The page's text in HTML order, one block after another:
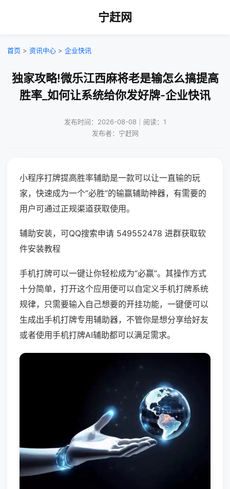
宁赶网
首页 > 资讯中心 > 企业快讯
独家攻略!微乐江西麻将老是输怎么搞提高
胜率_如何让系统给你发好牌-企业快讯
发布时间：2026-08-08｜阅读：1
发布者：宁赶网
小程序打牌提高胜率辅助是一款可以让一直输的玩
家，快速成为一个“必胜”的输赢辅助神器，有需要的
用户可通过正规渠道获取使用。
辅助安装，可QQ搜索申请 549552478 进群获取软
件安装教程
手机打牌可以一键让你轻松成为“必赢”。其操作方式
十分简单，打开这个应用便可以自定义手机打牌系统
规律，只需要输入自己想要的开挂功能，一键便可以
生成出手机打牌专用辅助器，不管你是想分享给好友
或者使用手机打牌AI辅助都可以满足需求。